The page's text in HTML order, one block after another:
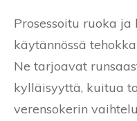
Prosessoitu ruoka
käytännössä
Ne tarjoavat
kylläisyyttä, kuitua
verensokerin